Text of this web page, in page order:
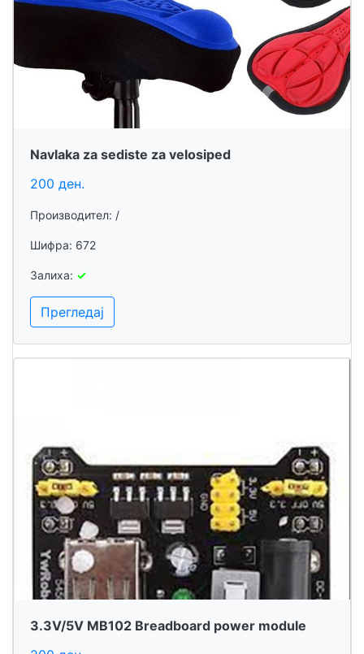
Navlaka za sediste za velosiped
200 ден.
Производител: /
Шифра: 672
Залиха: ✓
Прегледај
3.3V/5V MB102 Breadboard power module